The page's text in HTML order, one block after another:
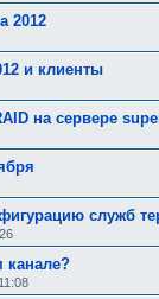
б
щ
е
е
р
е
н
н
и
,
т
р
б
у
щ
е
е
о
р
е
н
и
2012
и клиенты
на сервере
служб
канале?